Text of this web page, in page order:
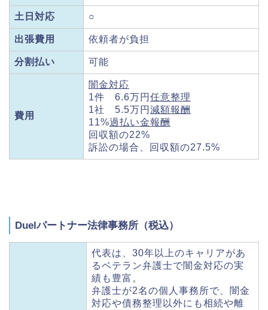
土日対応 ○
出張費用 依頼者が負担
分割払い 可能
費用
闇金対応
1件 6.6万円 任意整理
1社 5.5万円 減額報酬
11%過払い金報酬
回収額の22%
訴訟の場合、回収額の27.5%
Duelパートナー法律事務所（税込）
代表は、30年以上のキャリアがあ
るベテラン弁護士で闇金対応の実
績も豊富。
弁護士が2名の個人事務所で、闇金
対応や債務整理以外にも相続や離